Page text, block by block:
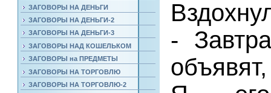
ЗАГОВОРЫ НА ДЕНЬГИ
ЗАГОВОРЫ НА ДЕНЬГИ-2
ЗАГОВОРЫ НА ДЕНЬГИ-3
ЗАГОВОРЫ НАД КОШЕЛЬКОМ
ЗАГОВОРЫ на ПРЕДМЕТЫ
ЗАГОВОРЫ НА ТОРГОВЛЮ
ЗАГОВОРЫ НА ТОРГОВЛЮ-2
-